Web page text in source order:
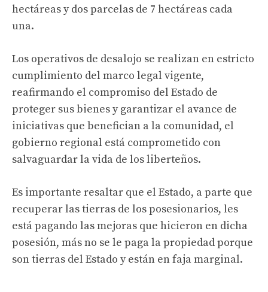
hectáreas y dos parcelas de 7 hectáreas cada
una.
Los operativos de desalojo se realizan en estricto
cumplimiento del marco legal vigente,
reafirmando el compromiso del Estado de
proteger sus bienes y garantizar el avance de
iniciativas que benefician a la comunidad, el
gobierno regional está comprometido con
salvaguardar la vida de los liberteños.
Es importante resaltar que el Estado, a parte que
recuperar las tierras de los posesionarios, les
está pagando las mejoras que hicieron en dicha
posesión, más no se le paga la propiedad porque
son tierras del Estado y están en faja marginal.